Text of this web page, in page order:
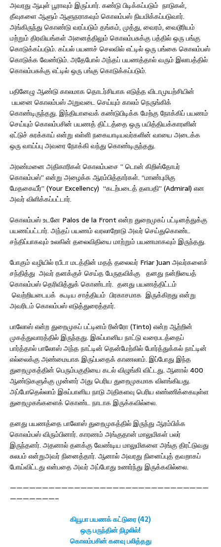
அவரது ஆயுள் பூராவும் இருப்பார். கண்டு பிடிக்கப்படும் நாடுகள்,
தீவுகளை ஆளும் ஆளுநராகவும் கொலம்பஸ் நியமிக்கப்படுவார்.
அங்கிருந்து கொண்டு வரப்படும் தங்கம், முத்து, வைரம், வைடூரியம்
மற்றும் திரவியங்கள் அனைத்திலும் கொலம்பசுக்கு பத்தில் ஒரு பங்கு
கொடுக்கப்படும். கப்பல் பயணச் செலவில் எட்டில் ஒரு பங்கை கொலம்பஸ்
கொடுக்க வேண்டும். அதேபோல் அந்தப் பயணத்தால் வரும் இலாபத்தில்
கொலம்பசுக்கு எட்டில் ஒரு பங்கு கொடுக்கப்படும்.
பதினேழு ஆண்டு காலமாக தொடர்சியாக எடுத்த விடாமுயற்சியின்
பயனை கொலம்பஸ் அறுவடை செய்யும் காலம் நெருங்கிக்
கொண்டிருந்தது. இந்தியாவைக் கண்டுபிடிக்க மேற்கு நோக்கிப் பயணம்
செய்யும் கொலம்பசின் பயணத் திட்டத்தை ஒரு பயித்தியக்காரனின்
ஏட்டுச் சுரக்காய் என்று எள்ளி நகையாடியவர்களின் வாயை அடைக்க
ஒரு வாய்ப்பு அவரை நோக்கி வந்து கொண்டிருந்தது.
அரண்மனை அதிகாரிகள் கொலம்பசை ” டொன் கிறிஸ்தோபர்
கொலம்பஸ்” என்று அழைக்க ஆரம்பித்தார்கள். “மாண்புமிகு
மேதகையீர்” (Your Excellency) “கடற்படைத் தளபதி” (Admiral) என
அவர் விளிக்கப்பட்டார்.
கொலம்பஸ் உடனே Palos de la Front என்ற துறைமுகப் பட்டினத்துக்கு
பயணப்பட்டார். அந்தப் பயணம் வரலாறோடு அவர் செய்துகொண்ட
சந்திப்பாகவும் உலகின் தலைவிதியை மாற்றும் பயணமாகவும் இருந்தது.
போகும் வழியில் ரபீடா மடத்தின் மதத் தலைவர் Friar Juan அவர்களைச்
சந்தித்து அவர் தனக்குச் செய்த பேருதவிக்கு தனது நன்றியைத்
கொலம்பஸ் தெரிவித்துக் கொண்டார். தனது பயணத்திட்டம்
வெற்றியடையக் கூடிய சாத்தியம் பிரகாசமாக இருக்கிறது என்று
அவரிடம் கொலம்பஸ் எடுத்துரைத்தார்.
பாலோஸ் என்ற துறைமுகப் பட்டினம் ரின்ரோ (Tinto) என்ற ஆற்றின்
முகத்துவாரத்தில் இருந்தது. இசுப்பானிய நாட்டு வரைபடத்தைப்
பார்த்தால் பாலோஸ் அந்த நாட்டின் தென்மேற்கில் போர்த்துக்கல் நாட்டின்
எல்லைக்கு அண்மையாக இருப்பதைக் காணலாம். இப்போது இந்த
துறைமுகத்தின் பெரும்பகுதியை கடல் விழுங்கி விட்டது. ஆனால் 400
ஆண்டுகளுக்கு முன்னர் அது பெரிய துறைமுகமாக விளங்கியது.
அப்போதெல்லாம் இசுப்பானிய நாடு அதிகளவு பெரிய எண்ணிக்கையுள்ள
துறைமுகங்களைக் கொண்ட நாடாக இருக்கவில்லை.
தனது பயணத்தை பாலோஸ் துறைமுகத்தில் இருந்து ஆரம்பிக்க
கொலம்பஸ் விரும்பினார். காரணம் அங்குதான் மாலுமிகள் பலர்
இருந்தனர். அதனால் தனக்கு வேண்டிய மாலுமிகளை அங்கு திரட்டுவது
சுலபம் என்றுஅவர் நினைத்தார். ஆனால் அவரது நினைப்புத் தவறாகப்
போய்விட்டது என்பதை அவர் அப்போது உணர்ந்து இருக்கவில்லை.
———————————————————————————————
———————–
கியூபா பயணக் கட்டுரை (42)
ஒரு பருந்தின் நிழலில்!
கொலம்பசின் கனவு பலித்தது